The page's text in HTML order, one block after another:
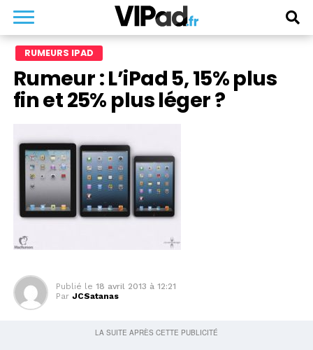
RUMEURS IPAD
Rumeur : L’iPad 5, 15% plus
fin et 25% plus léger ?
Publié le 18 avril 2013 à 12:21
Par JCSatanas